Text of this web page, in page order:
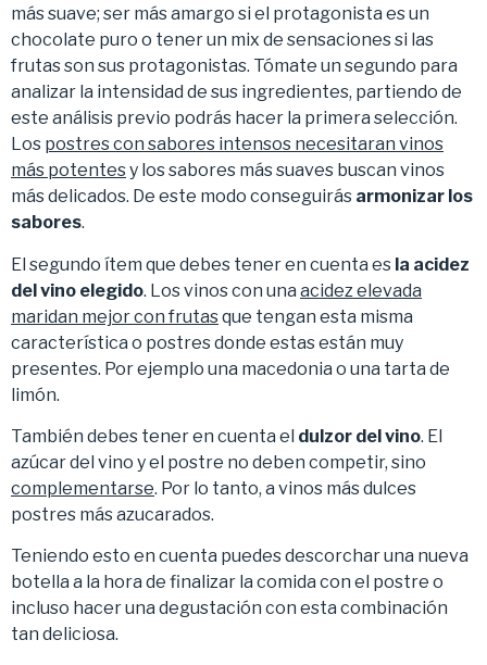
más suave; ser más amargo si el protagonista es un
chocolate puro o tener un mix de sensaciones si las
frutas son sus protagonistas. Tómate un segundo para
analizar la intensidad de sus ingredientes, partiendo de
este análisis previo podrás hacer la primera selección.
Los postres con sabores intensos necesitaran vinos
más potentesy los sabores más suaves buscan vinos
más delicados. De este modo conseguirás armonizar los
sabores.
El segundo ítem que debes tener en cuenta es la acidez
del vino elegido. Los vinos con una acidez elevada
maridan mejor con frutasque tengan esta misma
característica o postres donde estas están muy
presentes. Por ejemplo una macedonia o una tarta de
limón.
También debes tener en cuenta el dulzor del vino. El
azúcar del vino y el postre no deben competir, sino
complementarse. Por lo tanto, a vinos más dulces
postres más azucarados.
Teniendo esto en cuenta puedes descorchar una nueva
botella a la hora de finalizar la comida con el postre o
incluso hacer una degustación con esta combinación
tan deliciosa.